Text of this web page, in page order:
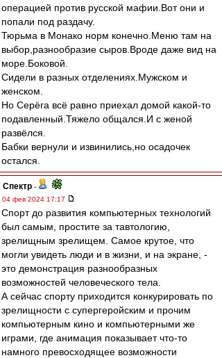
операцией против русской мафии.Вот они и
попали под раздачу.
Тюрьма в Монако норм конечно.Меню там на
выбор,разнообразие сыров.Вроде даже вид на
море.Боковой.
Сидели в разных отделениях.Мужском и
женском.
Но Серёга всё равно приехал домой какой-то
подавленный.Тяжело общался.И с женой
развёлся.
Бабки вернули и извинились,но осадочек
остался.
Спектр -
04 фев 2024 17:17
Спорт до развития компьютерных технологий
был самым, простите за тавтологию,
зрелищным зрелищем. Самое крутое, что
могли увидеть люди и в жизни, и на экране, -
это демонстрация разнообразных
возможностей человеческого тела.
А сейчас спорту приходится конкурировать по
зрелищности с супергеройским и прочим
компьютерным кино и компьютерными же
играми, где анимация показывает что-то
намного превосходящее возможности